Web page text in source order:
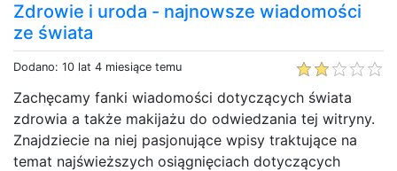
Zdrowie i uroda - najnowsze wiadomości
ze świata
Dodano: 10 lat 4 miesiące temu
Zachęcamy fanki wiadomości dotyczących świata
zdrowia a także makijażu do odwiedzania tej witryny.
Znajdziecie na niej pasjonujące wpisy traktujące na
temat najświeższych osiągnięciach dotyczących